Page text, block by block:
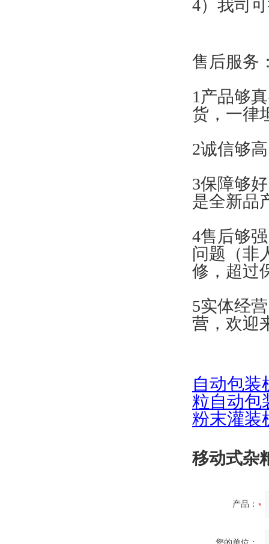
4）我司
售后服务
1产品够
货，一律
2诚信够
3保障够
是全新品
4售后够
问题（非
修，超过
5实体经
营，欢迎
自动包装
粒自动包
粉末灌装
移动式杂
产品：